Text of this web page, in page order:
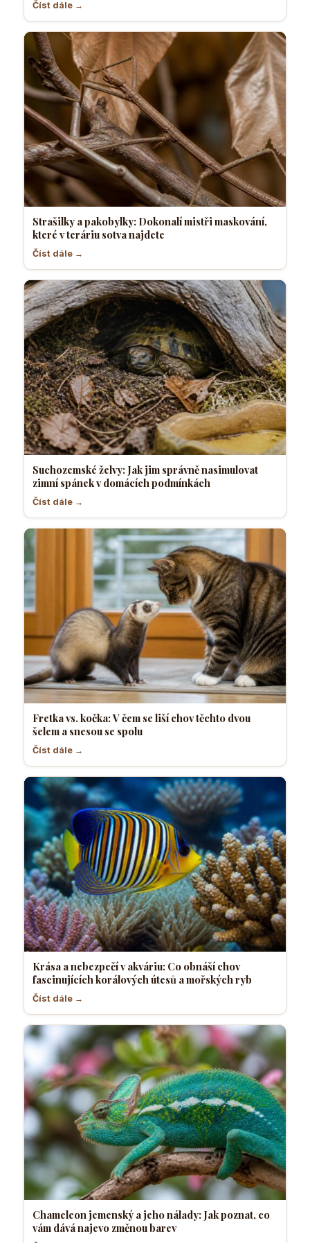
Číst dále →
Strašilky a pakobylky: Dokonalí mistři maskování,
které v teráriu sotva najdete
Číst dále →
Suchozemské želvy: Jak jim správně nasimulovat
zimní spánek v domácích podmínkách
Číst dále →
Fretka vs. kočka: V čem se liší chov těchto dvou
šelem a snesou se spolu
Číst dále →
Krása a nebezpečí v akváriu: Co obnáší chov
fascinujících korálových útesů a mořských ryb
Číst dále →
Chameleon jemenský a jeho nálady: Jak poznat, co
vám dává najevo změnou barev